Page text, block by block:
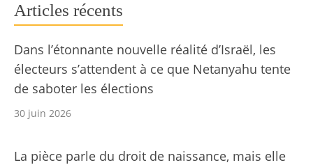
Articles récents
Dans l’étonnante nouvelle réalité d’Israël, les
électeurs s’attendent à ce que Netanyahu tente
de saboter les élections
30 juin 2026
La pièce parle du droit de naissance, mais elle